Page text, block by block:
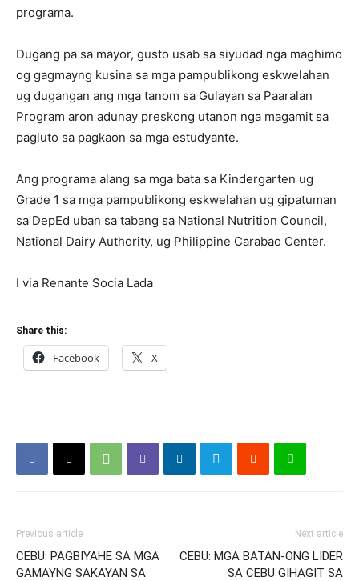
programa.
Dugang pa sa mayor, gusto usab sa siyudad nga maghimo
og gagmayng kusina sa mga pampublikong eskwelahan
ug dugangan ang mga tanom sa Gulayan sa Paaralan
Program aron adunay preskong utanon nga magamit sa
pagluto sa pagkaon sa mga estudyante.
Ang programa alang sa mga bata sa Kindergarten ug
Grade 1 sa mga pampublikong eskwelahan ug gipatuman
sa DepEd uban sa tabang sa National Nutrition Council,
National Dairy Authority, ug Philippine Carabao Center.
I via Renante Socia Lada
Share this:
Facebook X
Previous article
CEBU: PAGBIYAHE SA MGA
GAMAYNG SAKAYAN SA
Next article
CEBU: MGA BATAN-ONG LIDER
SA CEBU GIHAGIT SA